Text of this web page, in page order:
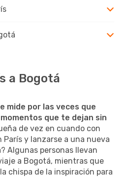
a Bogotá
mide por las veces que
que te dejan sin
de vez en cuando con
y lanzarse a una nueva
Algunas personas llevan
a Bogotá, mientras que
chispa de la inspiración para